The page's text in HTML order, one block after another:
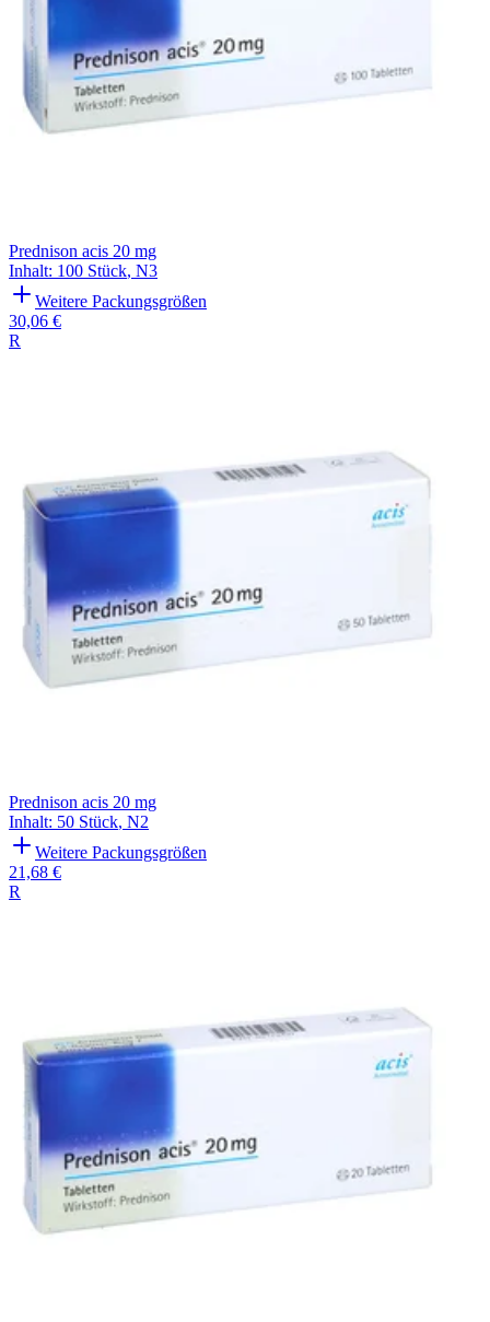
Prednison acis 20 mg
Inhalt: 100 Stück, N3
Weitere Packungsgrößen
30,06 €
R
Prednison acis 20 mg
Inhalt: 50 Stück, N2
Weitere Packungsgrößen
21,68 €
R